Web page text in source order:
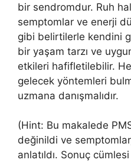
bir sendromdur. Ruh
semptomlar ve enerji
gibi belirtilerle kendini
bir yaşam tarzı ve
etkileri hafifletilebilir.
gelecek yöntemleri
uzmana danışmalıdır.
(Hint: Bu makalede
değinildi ve
anlatıldı. Sonuç